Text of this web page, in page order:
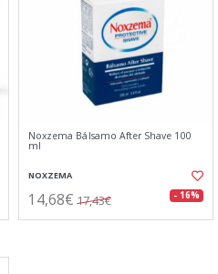
Noxzema Bálsamo After Shave 100
ml
NOXZEMA
14,68€ 17,43€ - 16%